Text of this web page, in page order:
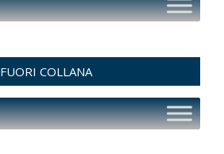
FUORI COLLANA